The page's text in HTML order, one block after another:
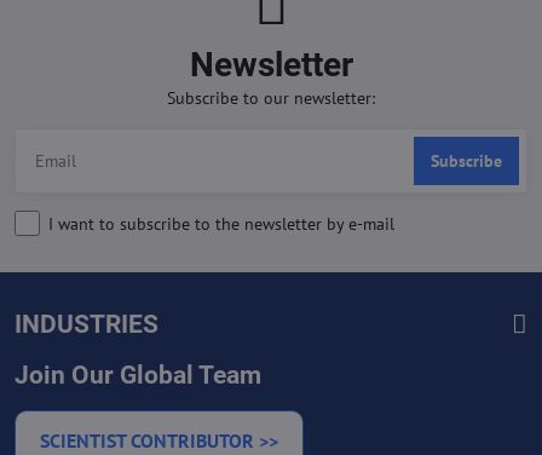
Newsletter
Subscribe to our newsletter:
Subscribe
I want to subscribe to the newsletter by e-mail
INDUSTRIES
Join Our Global Team
SCIENTIST CONTRIBUTOR >>